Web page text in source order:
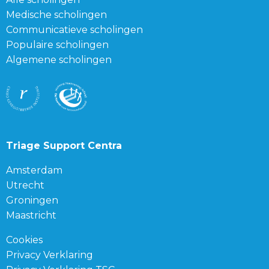
Medische scholingen
Communicatieve scholingen
Populaire scholingen
Algemene scholingen
Triage Support Centra
Amsterdam
Utrecht
Groningen
Maastricht
Cookies
Privacy Verklaring